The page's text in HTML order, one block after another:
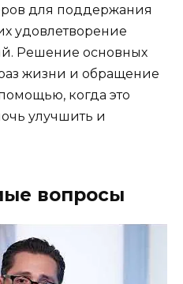
для поддержания
удовлетворение
Решение основных
жизни и обращение
когда это
улучшить и
вопросы